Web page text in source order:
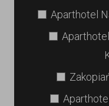
Aparthotel